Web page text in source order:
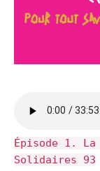
Épisode 1.
Solidaires 93